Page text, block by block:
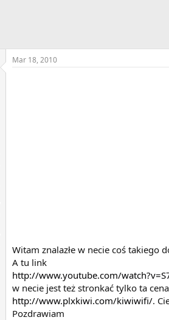
Mar 18, 2010
Witam znalazłe w necie coś takiego
A tu link
http://www.youtube.com/
w necie jest też stronkać tylko ta cena
http://www.plxkiwi.com/kiwiwifi/.
Pozdrawiam